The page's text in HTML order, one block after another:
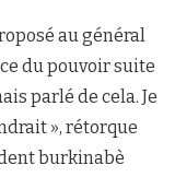
au général
du pouvoir suite
parlé de cela. Je
», rétorque
burkinabè